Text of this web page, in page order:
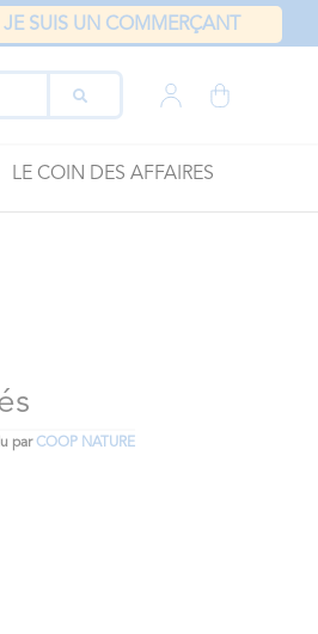
JE SUIS UN COMMERÇANT
LE COIN DES AFFAIRES
parCOOP NATURE